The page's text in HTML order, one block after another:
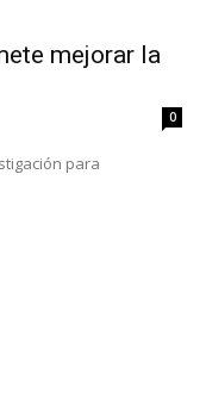
mejorar la
0
para